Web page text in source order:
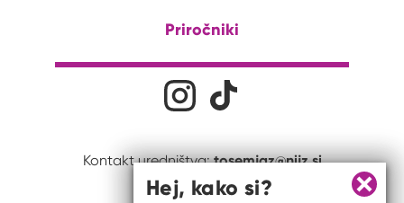
Priročniki
Družabna omrežjaNa naš Instagram profil
Kontakt uredništva:tosemjaz@nijz.si
Zapri
Hej, kako si?